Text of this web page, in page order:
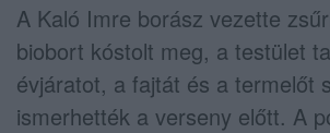
A Kaló Imre borász vezette
biobort kóstolt meg, a testület
évjáratot, a fajtát és a termelőt
ismerhették a verseny előtt. A